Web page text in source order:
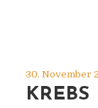
30. November